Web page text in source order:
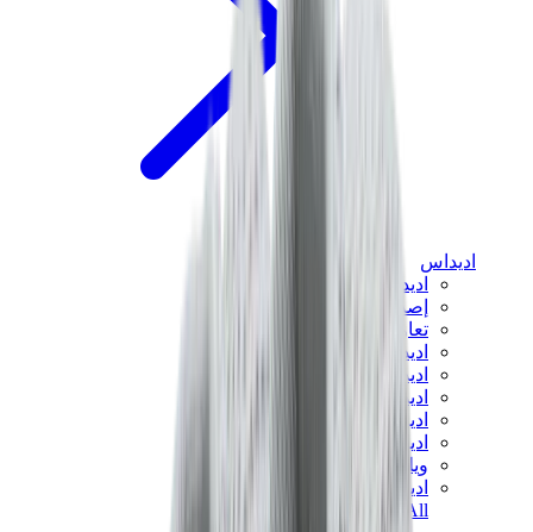
اديداس
اديداس الأكثر مبيعاً
إصدارات اديداس الجديدة
تعاونات اديداس
اديداس كامبوس
اديداس سامبا
اديداس سبيزيال
اديداس غزال
اديداس فوروم لو
ويلز بونر
اديداس اوريجينالز
View All